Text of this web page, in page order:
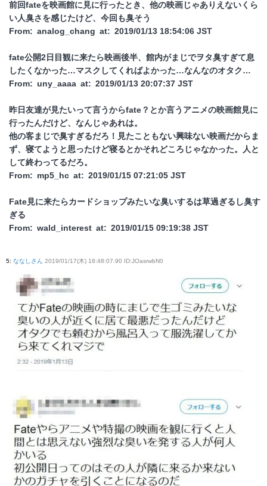
前回fateを映画館に見に行ったとき、他の映画じゃありえないくら
い人臭さを感じたけど、今回も臭そう
From: analog_chang at: 2019/01/13 18:54:06 JST
fate公開2日目観に来たら映画後半、館内がまじでヲタ臭すぎて息
したくなかった…マスクしてくればよかった…なんなのオタク…
From: uny_aaaa at: 2019/01/13 20:07:37 JST
昨日友達が見たいって言うからfate？とか言うアニメの映画館見に
行ったんだけど、なんじゃあれは。
他の客まじで臭すぎるだろ！見たこともない興味ない映画だからま
ず、寝てようと思ったけど寝るとかそれどころじゃなかった。人と
して終わってるだろ。
From: mp5_hc at: 2019/01/15 07:21:05 JST
Fate見に来たらカードショップみたいな臭いするは草過ぎるし臭す
ぎる
From: wald_interest at: 2019/01/15 09:19:38 JST
5: ななしさん 2019/01/17(木) 18:48:07.90 ID:JOasrwbN0